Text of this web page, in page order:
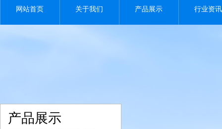
网站首页 关于我们 产品展示 行业资讯
产品展示